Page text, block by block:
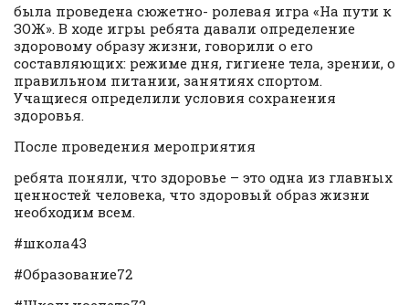
была проведена сюжетно- ролевая игра «На пути к
ЗОЖ». В ходе игры ребята давали определение
здоровому образу жизни, говорили о его
составляющих: режиме дня, гигиене тела, зрении, о
правильном питании, занятиях спортом.
Учащиеся определили условия сохранения
здоровья.
После проведения мероприятия
ребята поняли, что здоровье – это одна из главных
ценностей человека, что здоровый образ жизни
необходим всем.
#школа43
#Образование72